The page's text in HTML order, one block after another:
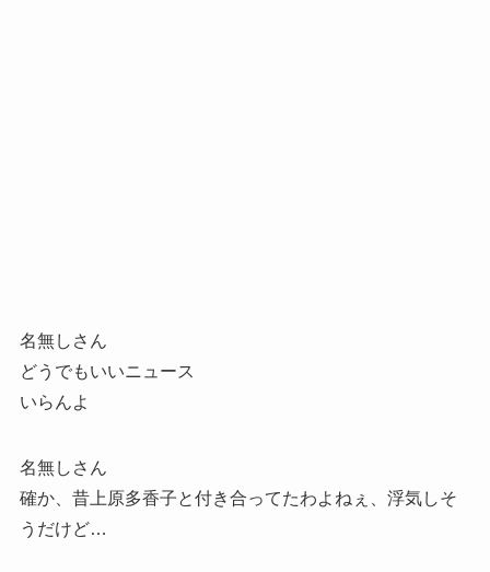
名無しさん
どうでもいいニュース
いらんよ
名無しさん
確か、昔上原多香子と付き合ってたわよねぇ、浮気しそ
うだけど…